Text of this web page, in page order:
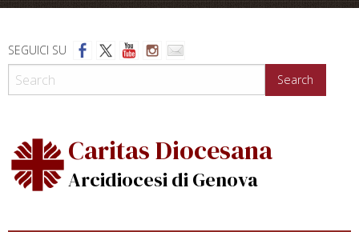
Skip
content
SEGUICI SU
Search
Caritas Diocesana
Arcidiocesi di Genova